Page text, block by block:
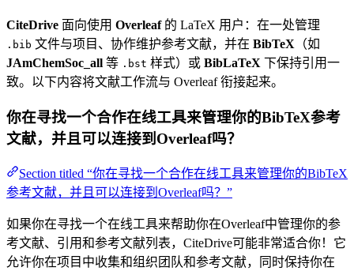
CiteDrive 面向使用 Overleaf的 LaTeX 用户：在一处管理
.bib 文件与项目、协作维护参考文献，并在 BibTeX （如
JAmChemSoc_all 等 .bst 样式）或 BibLaTeX 下保持引用一
致。以下内容将文献工作流与 Overleaf 衔接起来。
你在寻找一个合作在线工具来管理你的BibTeX参考
文献，并且可以连接到Overleaf吗？
Section titled “你在寻找一个合作在线工具来管理你的BibTeX
参考文献，并且可以连接到Overleaf吗？”
如果你在寻找一个在线工具来帮助你在Overleaf中管理你的参
考文献、引用和参考文献列表，CiteDrive可能非常适合你！它
允许你在项目中收集和组织团队和参考文献，同时保持你在